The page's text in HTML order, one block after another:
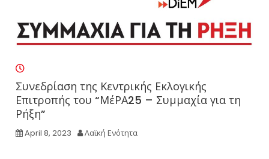
Συνεδρίαση της Κεντρικής Εκλογικής
Επιτροπής του “ΜέΡΑ25 – Συμμαχία για τη
Ρήξη”
April 8, 2023 Λαϊκή Ενότητα